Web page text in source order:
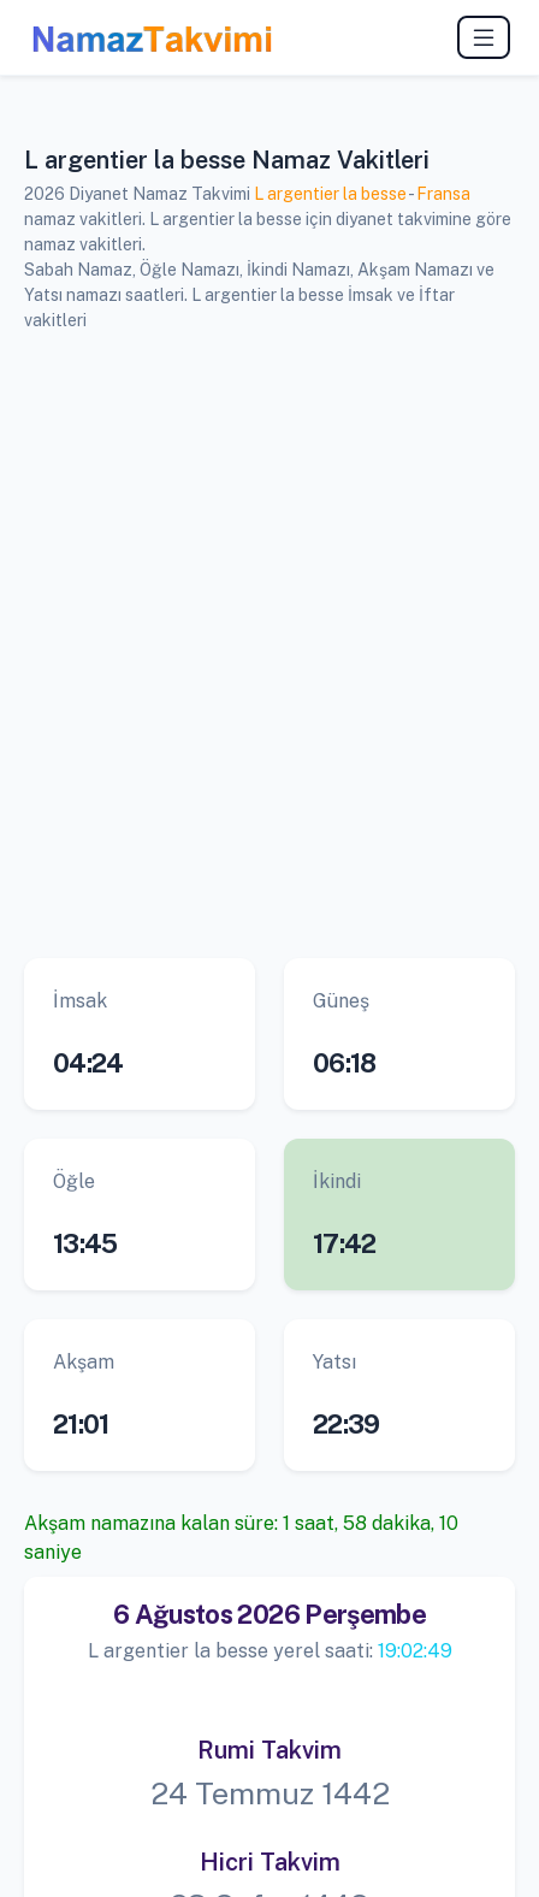
L argentier la besse Namaz Vakitleri
2026 Diyanet Namaz Takvimi L argentier la besse- Fransa
namaz vakitleri. L argentier la besse için diyanet takvimine göre
namaz vakitleri.
Sabah Namaz, Öğle Namazı, İkindi Namazı, Akşam Namazı ve
Yatsı namazı saatleri. L argentier la besse İmsak ve İftar
vakitleri
İmsak
04:24
Güneş
06:18
Öğle
13:45
İkindi
17:42
Akşam
21:01
Yatsı
22:39
Akşam namazına kalan süre: 1 saat, 58 dakika, 9 saniye
L argentier la besse yerel saati:19:02:50
24 Temmuz 1442
23 Safer 1448